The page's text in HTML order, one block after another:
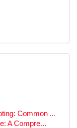
Common ...
A Compre...